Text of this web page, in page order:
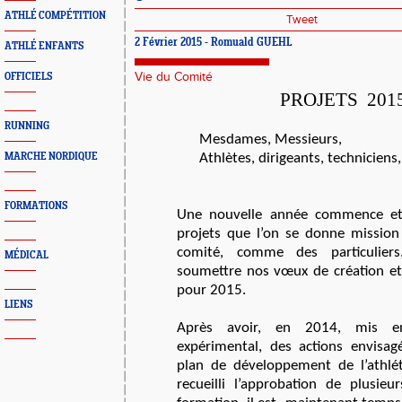
ATHLÉ COMPÉTITION
ATHLÉ ENFANTS
OFFICIELS
RUNNING
MARCHE NORDIQUE
FORMATIONS
MÉDICAL
LIENS
Tweet
2 Février 2015 - Romuald GUEHL
Vie du Comité
PROJETS
Mesdames, Messieurs,
Athlètes, dirigeants, techniciens,
Une nouvelle année commence
projets que l’on se donne
comité, comme des
soumettre nos vœux de création et
pour 2015.
Après avoir, en 2014, mis
expérimental, des actions
plan de développement de
recueilli l’approbation de